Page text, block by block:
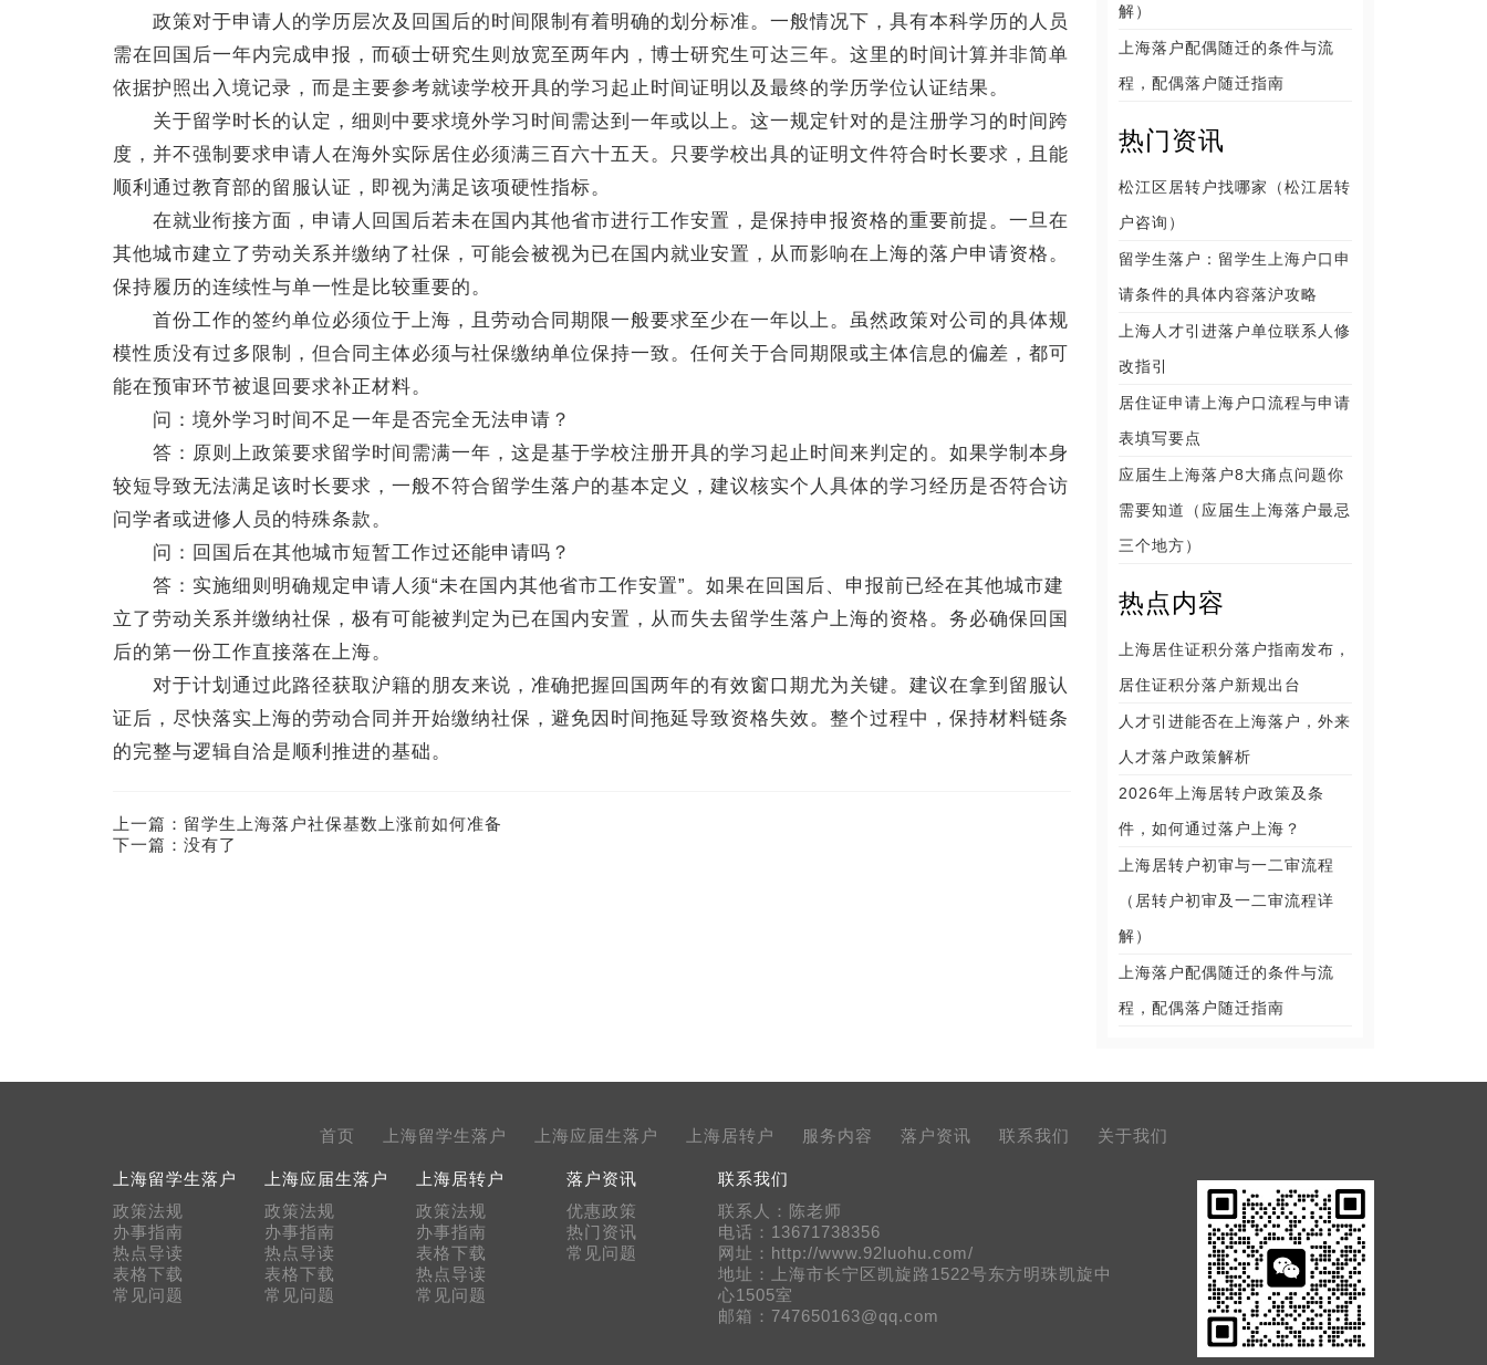
政策对于申请人的学历层次及回国后的时间限制有着明确的划分标准。一般情况下，具有本科学历的人员
需在回国后一年内完成申报，而硕士研究生则放宽至两年内，博士研究生可达三年。这里的时间计算并非简单
依据护照出入境记录，而是主要参考就读学校开具的学习起止时间证明以及最终的学历学位认证结果。
关于留学时长的认定，细则中要求境外学习时间需达到一年或以上。这一规定针对的是注册学习的时间跨
度，并不强制要求申请人在海外实际居住必须满三百六十五天。只要学校出具的证明文件符合时长要求，且能
顺利通过教育部的留服认证，即视为满足该项硬性指标。
在就业衔接方面，申请人回国后若未在国内其他省市进行工作安置，是保持申报资格的重要前提。一旦在
其他城市建立了劳动关系并缴纳了社保，可能会被视为已在国内就业安置，从而影响在上海的落户申请资格。
保持履历的连续性与单一性是比较重要的。
首份工作的签约单位必须位于上海，且劳动合同期限一般要求至少在一年以上。虽然政策对公司的具体规
模性质没有过多限制，但合同主体必须与社保缴纳单位保持一致。任何关于合同期限或主体信息的偏差，都可
能在预审环节被退回要求补正材料。
问：境外学习时间不足一年是否完全无法申请？
答：原则上政策要求留学时间需满一年，这是基于学校注册开具的学习起止时间来判定的。如果学制本身
较短导致无法满足该时长要求，一般不符合留学生落户的基本定义，建议核实个人具体的学习经历是否符合访
问学者或进修人员的特殊条款。
问：回国后在其他城市短暂工作过还能申请吗？
答：实施细则明确规定申请人须“未在国内其他省市工作安置”。如果在回国后、申报前已经在其他城市建
立了劳动关系并缴纳社保，极有可能被判定为已在国内安置，从而失去留学生落户上海的资格。务必确保回国
后的第一份工作直接落在上海。
对于计划通过此路径获取沪籍的朋友来说，准确把握回国两年的有效窗口期尤为关键。建议在拿到留服认
证后，尽快落实上海的劳动合同并开始缴纳社保，避免因时间拖延导致资格失效。整个过程中，保持材料链条
的完整与逻辑自洽是顺利推进的基础。
上一篇： 留学生上海落户社保基数上涨前如何准备
下一篇：没有了
解）
上海落户配偶随迁的条件与流
程，配偶落户随迁指南
热门资讯
松江区居转户找哪家（松江居转
户咨询）
留学生落户：留学生上海户口申
请条件的具体内容落沪攻略
上海人才引进落户单位联系人修
改指引
居住证申请上海户口流程与申请
表填写要点
应届生上海落户8大痛点问题你
需要知道（应届生上海落户最忌
三个地方）
热点内容
上海居住证积分落户指南发布，
居住证积分落户新规出台
人才引进能否在上海落户，外来
人才落户政策解析
2026年上海居转户政策及条
件，如何通过落户上海？
上海居转户初审与一二审流程
（居转户初审及一二审流程详
解）
上海落户配偶随迁的条件与流
程，配偶落户随迁指南
首页 上海留学生落户 上海应届生落户 上海居转户 服务内容 落户资讯 联系我们 关于我们
上海留学生落户
政策法规
办事指南
热点导读
表格下载
常见问题
上海应届生落户
政策法规
办事指南
热点导读
表格下载
常见问题
上海居转户
政策法规
办事指南
表格下载
热点导读
常见问题
落户资讯
优惠政策
热门资讯
常见问题
联系我们
联系人：陈老师
电话：13671738356
网址：http://www.92luohu.com/
地址：上海市长宁区凯旋路1522号东方明珠凯旋中
心1505室
邮箱：747650163@qq.com